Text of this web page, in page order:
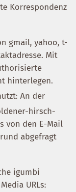
Korrespondenz
gmail, yahoo, t-
Mit
hinterlegen.
An der
hirsch-
von den E-Mail
abgefragt
igumbi
URLs: